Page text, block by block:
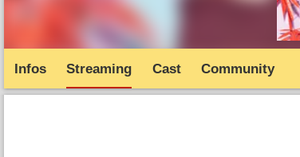
Infos Streaming Cast Community